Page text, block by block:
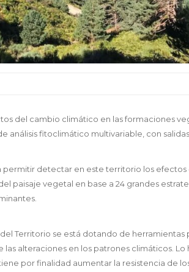
del cambio climático en las formaciones
análisis fitoclimático multivariable, con
permitir detectar en este territorio los
paisaje vegetal en base a 24 grandes
Territorio se está dotando de herramientas
alteraciones en los patrones climáticos. Lo
por finalidad aumentar la resistencia de